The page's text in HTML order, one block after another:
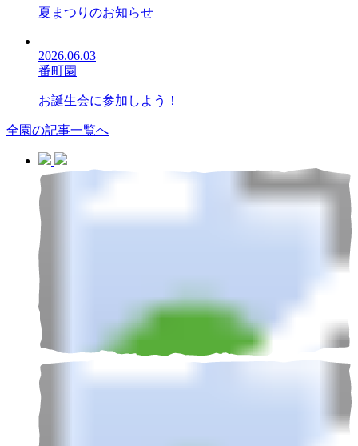
夏まつりのお知らせ
2026.06.03
番町園
お誕生会に参加しよう！
全園の記事一覧へ